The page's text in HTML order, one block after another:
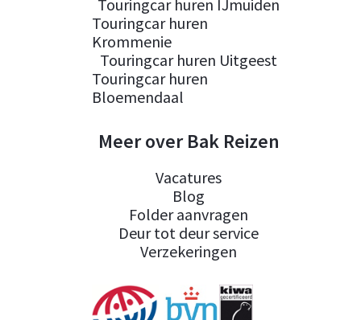
Touringcar huren IJmuiden
Touringcar huren
Krommenie
Touringcar huren Uitgeest
Touringcar huren
Bloemendaal
Meer over Bak Reizen
Vacatures
Blog
Folder aanvragen
Deur tot deur service
Verzekeringen